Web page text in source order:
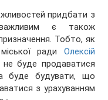
придбати з
важливим є також
Тобто, як
ради Олексій
не буде продаватися
буде будувати, що
з урахуванням